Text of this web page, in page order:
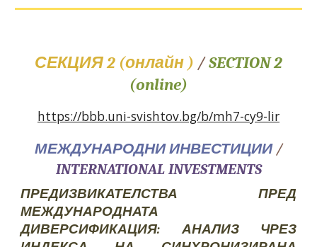
СЕКЦИЯ 2 (онлайн ) /SECTION 2
(online)
https://bbb.uni-svishtov.bg/b/mh7-cy9-lir
МЕЖДУНАРОДНИ ИНВЕСТИЦИИ /
INTERNATIONAL INVESTMENTS
ПРЕДИЗВИКАТЕЛСТВА ПРЕД
МЕЖДУНАРОДНАТА
ДИВЕРСИФИКАЦИЯ: АНАЛИЗ ЧРЕЗ